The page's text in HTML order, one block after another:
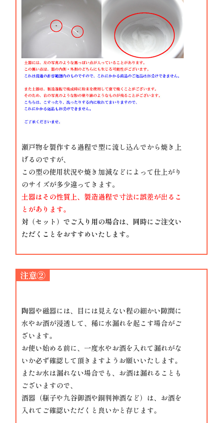
瀬戸物を製作する過程で型に流し込んでから焼き上
げるのですが、
この型の使用状況や焼き加減などによって仕上がり
のサイズが多少違ってきます。
土器はその性質上、製造過程で寸法に誤差が出るこ
とがあります。
対（セット）でご入り用の場合は、同時にご注文い
ただくことをおすすめいたします。
注意②
陶器や磁器には、目には見えない程の細かい隙間に
水やお酒が浸透して、稀に水漏れを起こす場合がご
ざいます。
お使い始める前に、一度水やお酒を入れて漏れがな
いか必ず確認して頂きますようお願いいたします。
またお水は漏れない場合でも、お酒は漏れることも
ございますので、
酒器（瓶子や九谷御酒や銅判神酒など）は、お酒を
入れてご確認いただくと良いかと存じます。